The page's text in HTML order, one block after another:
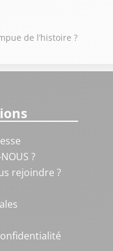
de l’histoire ?
?
rejoindre ?